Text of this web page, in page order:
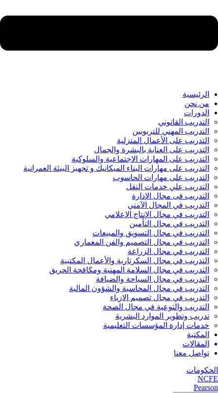
الرئيسية
من نحن
الدورات
التدريب القانوني
التدريب المهني للتربويين
التدريب على الأعمال المنزلية
التدريب على العناية بالبشرة والجمال
التدريب على المهارات الاجتماعية والسلوكية
التدريب على مهارات البناء الميكانيك و تجهيز البيئة العمرانية
التدريب على مهارات الحاسوب
التدريب علي خدمات النقل
التدريب فى مجال الإدارة
التدريب في المجال الآمني
التدريب في مجال الإنتاج الإعلامي
التدريب في مجال التأمين
التدريب في مجال التسويق والمبيعات
التدريب في مجال التصميم والفن المعماري
التدريب في مجال الزراعة
التدريب في مجال السكرتارية والأعمال المكتبية
التدريب في مجال السلامة المهنية ومكافحة الحريق
التدريب في مجال السياحة والضيافة
التدريب في مجال المحاسبة والشؤون المالية
التدريب في مجال تصميم الازياء
التدريب والتوعية في مجال الصحة
تدريب وتطوير الموارد البشرية
خدمات إدارة المؤسسات التعليمية
المكتبة
المقالات
تواصل معنا
الحكومات
NCFE
Pearson